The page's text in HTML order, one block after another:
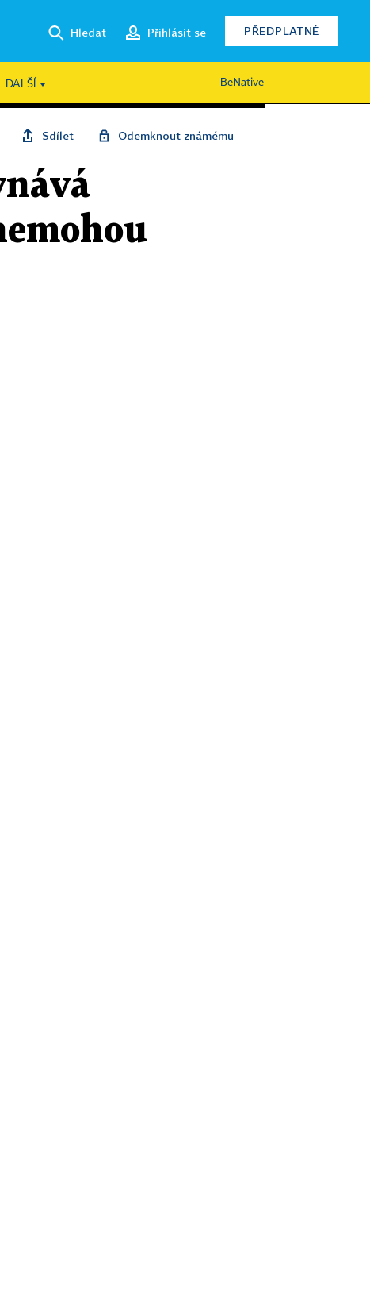
Hledat Přihlásit se PŘEDPLATNÉ
DALŠÍ BeNative
Sdílet Odemknout známému